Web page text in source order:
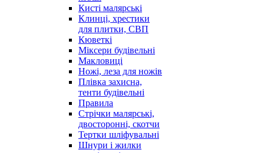
Кисті малярські
Клинці, хрестики
для плитки, СВП
Кюветкі
Міксери будівельні
Макловиці
Ножі, леза для ножів
Плівка захисна,
тенти будівельні
Правила
Стрічки малярські,
двосторонні, скотчи
Тертки шліфувальні
Шнури і жилки